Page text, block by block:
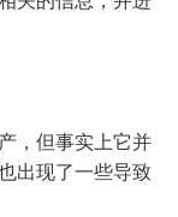
，但事实上它并
出现了一些导致